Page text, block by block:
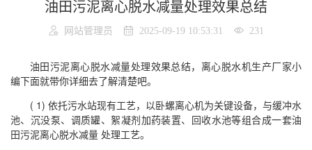
油田污泥离心脱水减量处理效果总结
网站管理员 2025-09-19 10:53:31 231
油田污泥离心脱水减量处理效果总结，离心脱水机生产厂家小
编下面就带你详细去了解清楚吧。
( 1) 依托污水站现有工艺，以卧螺离心机为关键设备，与缓冲水
池、沉没泵、调质罐、絮凝剂加药装置、回收水池等组合成一套油
田污泥离心脱水减量 处理工艺。